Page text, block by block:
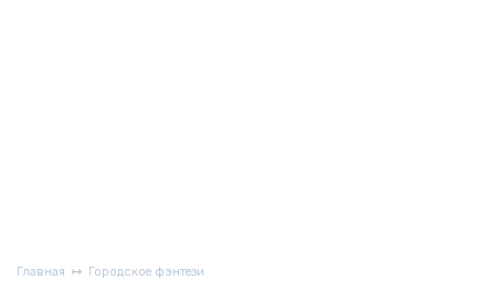
Главная Городское фэнтези